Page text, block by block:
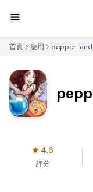
首頁 應用 pepper-
4.6
評分